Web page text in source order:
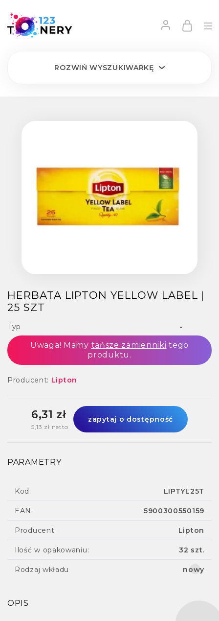
ROZWIŃ WYSZUKIWARKĘ
HERBATA LIPTON YELLOW LABEL |
25 SZT
Typ -
Uwaga! Mamy tańsze zamienniki tego
produktu.
Producent: Lipton
6,31 zł
5,13 zł netto
zapytaj o dostępność
PARAMETRY
Kod: LIPTYL25T
EAN: 5900300550159
Producent: Lipton
Ilość w opakowaniu: 32 szt.
Rodzaj wkładu nowy
OPIS